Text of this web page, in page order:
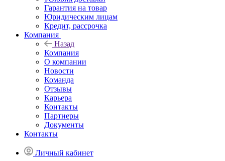
Гарантия на товар
Юридическим лицам
Кредит, рассрочка
Компания
Назад
Компания
О компании
Новости
Команда
Отзывы
Карьера
Контакты
Партнеры
Документы
Контакты
Личный кабинет